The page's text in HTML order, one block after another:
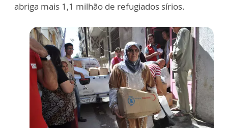
abriga mais 1,1 milhão de refugiados sírios.